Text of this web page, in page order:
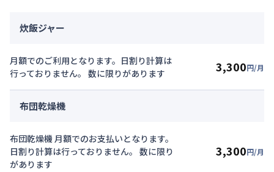
炊飯ジャー
月額でのご利用となります。日割り計算は
行っておりません。 数に限りがあります
3,300円/月
布団乾燥機
布団乾燥機 月額でのお支払いとなります。
日割り計算は行っておりません。 数に限り
があります
3,300円/月